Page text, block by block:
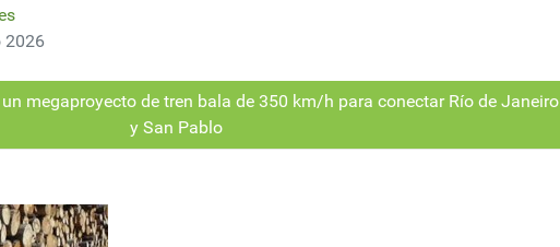
2026
megaproyecto de tren bala de 350 km/h para conectar Río de Janeiro
y San Pablo